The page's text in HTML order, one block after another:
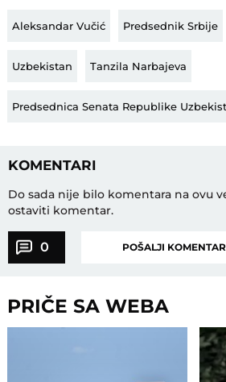
Aleksandar Vučić Predsednik Srbije
Uzbekistan Tanzila Narbajeva
Predsednica Senata Republike
KOMENTARI
Do sada nije bilo komentara na ovu
ostaviti komentar.
0 POŠALJI KOMENTAR
PRIČE SA WEBA